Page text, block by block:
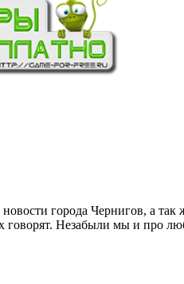
города Чернигов, а
говорят. Незабыли мы и про